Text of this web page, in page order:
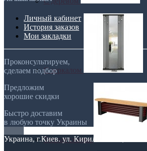
С зеркалом
Теплая скамья
Личный кабинет
История заказов
Мои закладки
Проконсультируем,
сделаем подбор
Предложим
хорошие скидки
Быстро доставим
в любую точку Украины
Украина, г.Киев. ул. Кирилловская,160А